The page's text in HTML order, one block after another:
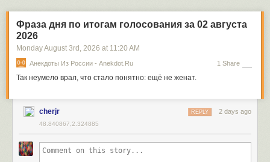
Фраза дня по итогам голосования за 02 августа
2026
Monday August 3rd , 2026 at 11:20 AM
Анекдоты Из России - Anekdot.ru 1 Share
Так неумело врал, что стало понятно: ещё не женат.
cherjr 2 days ago
REPLY
48.840867,2.324885